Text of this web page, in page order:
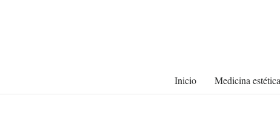
Inicio Medicina estética